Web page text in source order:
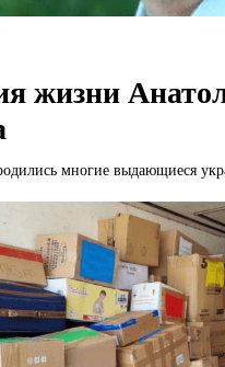
жизни
многие выдающиеся